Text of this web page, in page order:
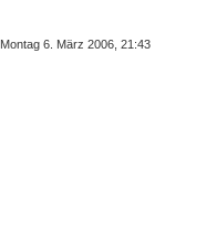
Montag 6. März 2006, 21:43